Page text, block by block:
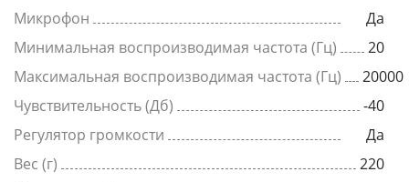
Микрофон
Да
Минимальная воспроизводимая частота (Гц)
20
Максимальная воспроизводимая частота (Гц)
20000
Чувствительность (Дб)
-40
Регулятор громкости
Да
Вес (г)
220